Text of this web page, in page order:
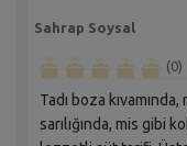
Sahrap Soysal
(0)
Tadı boza
sarılığında, mis gibi